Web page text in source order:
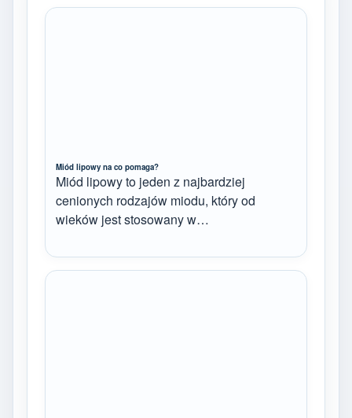
Miód lipowy na co pomaga?
Miód lipowy to jeden z najbardziej
cenionych rodzajów miodu, który od
wieków jest stosowany w…